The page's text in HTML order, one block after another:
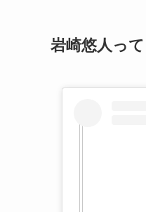
岩崎悠人っ